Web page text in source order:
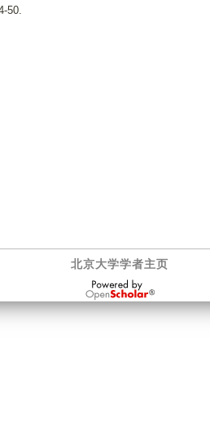
50.
北京大学学者主页
OpenScholar